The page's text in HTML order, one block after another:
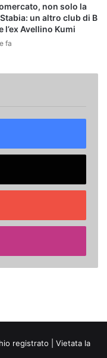
non solo la
un altro club di B
l’ex Avellino Kumi
fa
registrato | Vietata la